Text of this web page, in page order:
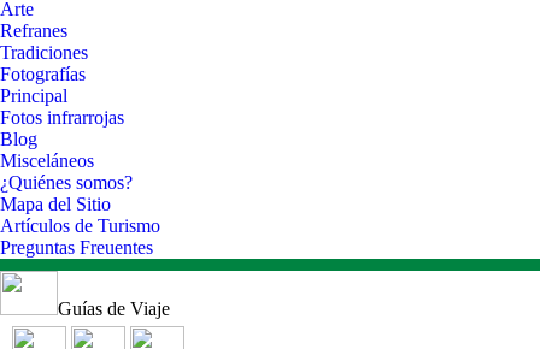
Arte
Refranes
Tradiciones
Fotografías
Principal
Fotos infrarrojas
Blog
Misceláneos
¿Quiénes somos?
Mapa del Sitio
Artículos de Turismo
Preguntas Freuentes
Guías de Viaje